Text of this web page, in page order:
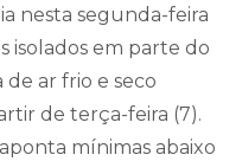
nesta segunda-feira
isolados em parte do
ar frio e seco
de terça-feira (7).
mínimas abaixo